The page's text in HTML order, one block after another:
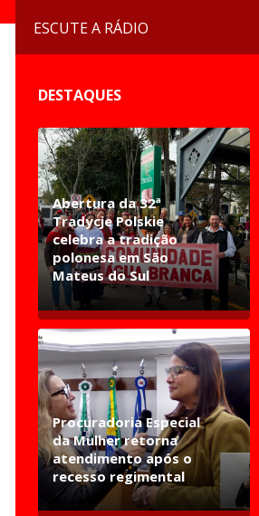
ESCUTE A RÁDIO
DESTAQUES
Abertura da 32ª
Tradycje Polskie
celebra a tradição
polonesa em São
Mateus do Sul
Procuradoria Especial
da Mulher retorna
atendimento após o
recesso regimental